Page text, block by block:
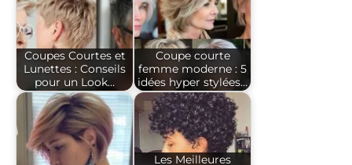
Coupes Courtes et
Lunettes : Conseils
pour un Look…
Coupe courte
femme moderne : 5
idées hyper stylées…
Les Meilleures